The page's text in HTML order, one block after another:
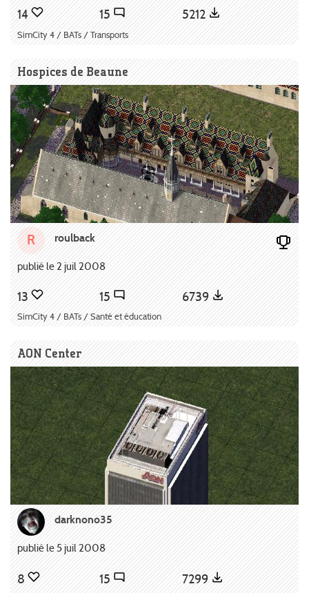
14 15 5212
SimCity 4 / BATs / Transports
Hospices de Beaune
R roulback
publié le 2 juil 2008
13 15 6739
SimCity 4 / BATs / Santé et éducation
AON Center
darknono35
publié le 5 juil 2008
8 15 7299